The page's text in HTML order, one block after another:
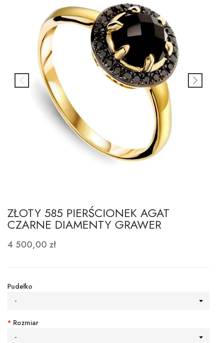
ZŁOTY 585 PIERŚCIONEK AGAT
CZARNE DIAMENTY GRAWER
4 500,00 zł
Pudełko
-
* Rozmiar
-